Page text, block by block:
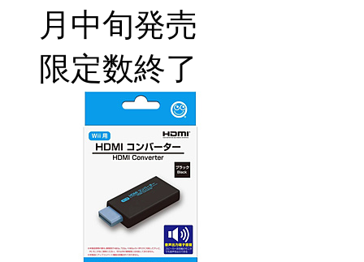
月中旬発売
限定数終了